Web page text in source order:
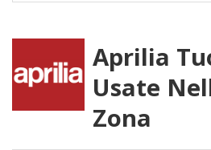
Aprilia
Usate
Zona